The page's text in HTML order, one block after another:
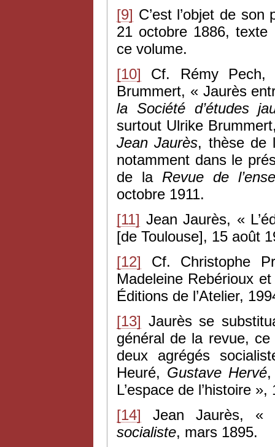
[9] C’est l’objet de
21 octobre 1886,
ce volume.
[10]
Cf. Rémy
Brummert, « Jaurès
la Société d’études
surtout Ulrike
Jean Jaurès, thèse de
notamment dans le
de la Revue de
octobre 1911.
[11] Jean Jaurès, «
[de Toulouse], 15 août
[12]
Cf. Christophe
Madeleine Rebérioux
Éditions de l’Atelier,
[13] Jaurès se
général de la revue,
deux agrégés
Heuré, Gustave Hervé
L’espace de l’histoire »,
[14]
Jean Jaurès, «
socialiste, mars 1895.